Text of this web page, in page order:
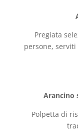
Pregiata
persone,
Arancino
Polpetta di